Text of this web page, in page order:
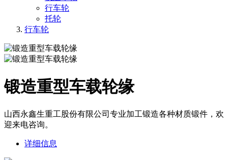
行车轮
托轮
行车轮
锻造重型车载轮缘
山西永鑫生重工股份有限公司专业加工锻造各种材质锻件，欢
迎来电咨询。
详细信息